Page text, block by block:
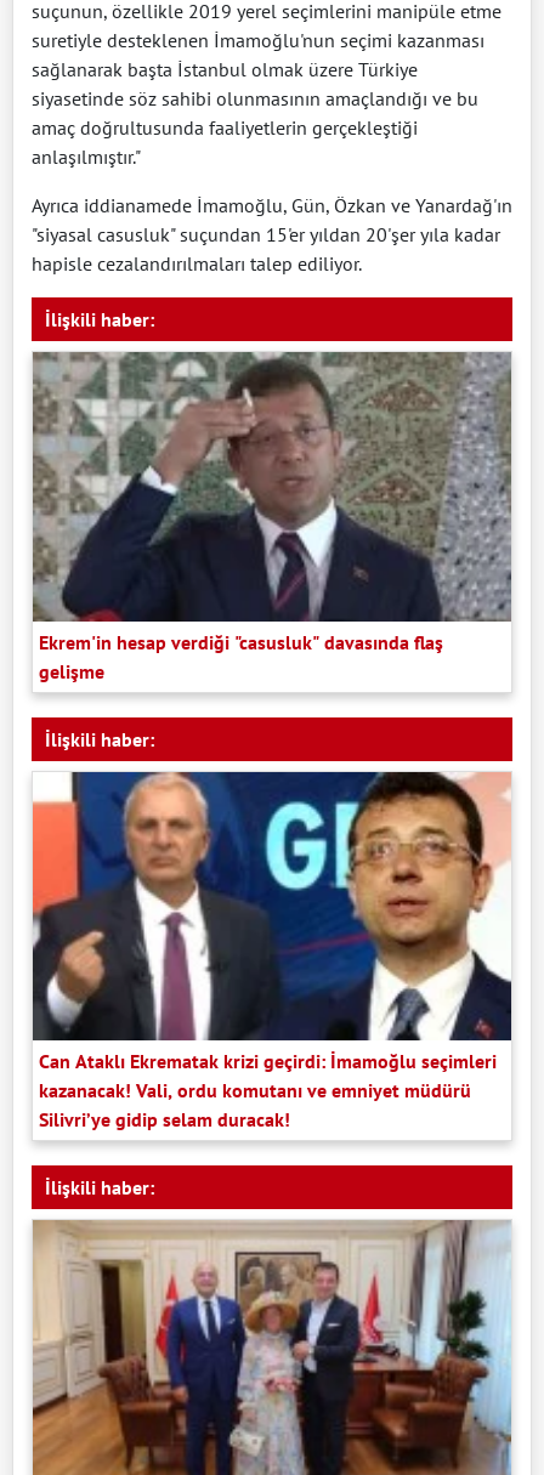
suçunun, özellikle 2019 yerel seçimlerini manipüle etme
suretiyle desteklenen İmamoğlu'nun seçimi kazanması
sağlanarak başta İstanbul olmak üzere Türkiye
siyasetinde söz sahibi olunmasının amaçlandığı ve bu
amaç doğrultusunda faaliyetlerin gerçekleştiği
anlaşılmıştır."
Ayrıca iddianamede İmamoğlu, Gün, Özkan ve Yanardağ'ın
"siyasal casusluk" suçundan 15'er yıldan 20'şer yıla kadar
hapisle cezalandırılmaları talep ediliyor.
İlişkili haber:
Ekrem'in hesap verdiği "casusluk" davasında flaş
gelişme
İlişkili haber:
Can Ataklı Ekrematak krizi geçirdi: İmamoğlu seçimleri
kazanacak! Vali, ordu komutanı ve emniyet müdürü
Silivri’ye gidip selam duracak!
İlişkili haber: